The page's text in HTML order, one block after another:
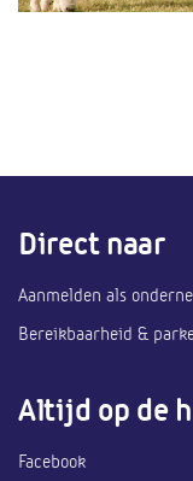
Direct naar
Aanmelden als
Bereikbaarheid &
Altijd op de
Facebook